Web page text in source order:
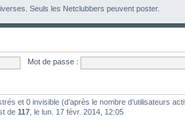
Seuls les Netclubbers peuvent poster.
Mot de passe :
et 0 invisible (d’après le nombre d’utilisateurs
de 117 , le lun. 17 févr. 2014, 12:05